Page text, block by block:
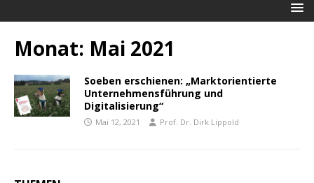
Monat: Mai 2021
Soeben erschienen: „Marktorientierte
Unternehmensführung und
Digitalisierung“
Mai 12, 2021 Prof. Dr. Dirk Lippold